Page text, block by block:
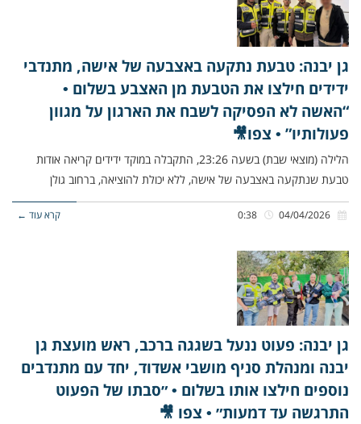
גן יבנה: טבעת נתקעה באצבעה של אישה, מתנדבי
ידידים חילצו את הטבעת מן האצבע בשלום •
“האשה לא הפסיקה לשבח את הארגון על מגוון
פעולותיו” • צפו🎥
הלילה (מוצאי שבת) בשעה 23:26, התקבלה במוקד ידידים קריאה אודות
טבעת שנתקעה באצבעה של אישה, ללא יכולת להוציאה, ברחוב גולן
קרא עוד ←
גן יבנה: פעוט ננעל בשגגה ברכב, ראש מועצת גן
יבנה ומנהלת סניף מושבי אשדוד, יחד עם מתנדבים
נוספים חילצו אותו בשלום • ״סבתו של הפעוט
התרגשה עד דמעות״ • צפו 🎥